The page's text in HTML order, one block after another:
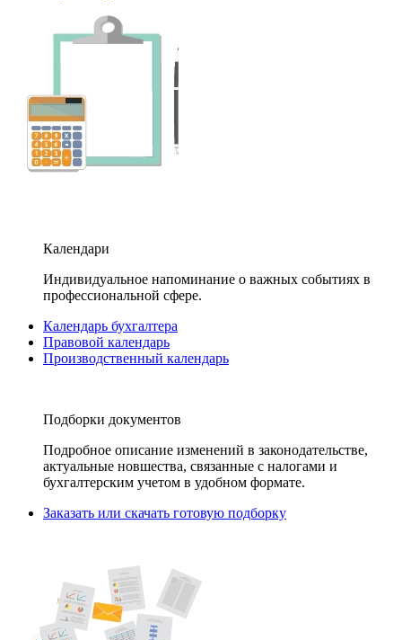
Календари
Индивидуальное напоминание о важных событиях в
профессиональной сфере.
Календарь бухгалтера
Правовой календарь
Производственный календарь
Подборки документов
Подробное описание изменений в законодательстве,
актуальные новшества, связанные с налогами и
бухгалтерским учетом в удобном формате.
Заказать или скачать готовую подборку